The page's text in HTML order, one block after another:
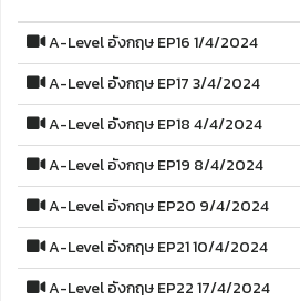
A-Level อังกฤษ EP16 1/4/2024
A-Level อังกฤษ EP17 3/4/2024
A-Level อังกฤษ EP18 4/4/2024
A-Level อังกฤษ EP19 8/4/2024
A-Level อังกฤษ EP20 9/4/2024
A-Level อังกฤษ EP21 10/4/2024
A-Level อังกฤษ EP22 17/4/2024